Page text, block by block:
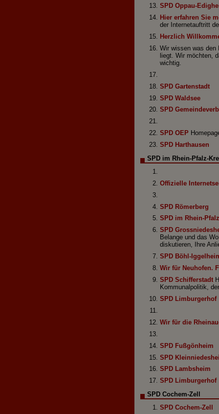
SPD Oppau-
Hier erfahren Sie
der Internetauftritt
Herzlich
Wir wissen was den
liegt. Wir möchten,
wichtig.
SPD Gartenstadt
SPD Waldsee
SPD
SPD OEP
SPD Harthausen
SPD im Rhein-Pfalz-
Offizielle
SPD Römerberg
SPD im Rhein-
SPD
Belange und das
diskutieren, Ihre
SPD Böhl-
Wir für Neuhofen.
SPD Schifferstadt
Kommunalpolitik,
SPD Limburgerhof
Wir für die
SPD Fußgönheim
SPD
SPD Lambsheim
SPD Limburgerhof
SPD Cochem-Zell
SPD Cochem-Zell